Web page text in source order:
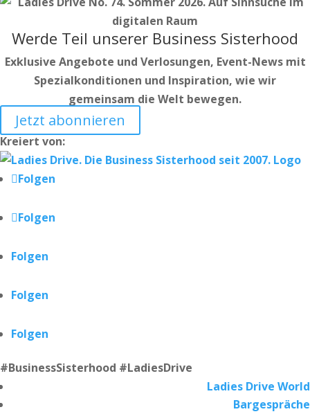
Werde Teil unserer Business Sisterhood
Exklusive Angebote und Verlosungen, Event-News mit
Spezialkonditionen und Inspiration, wie wir
gemeinsam die Welt bewegen.
Jetzt abonnieren
Kreiert von:
Folgen
Folgen
Folgen
Folgen
Folgen
#BusinessSisterhood #LadiesDrive
Ladies Drive World
Bargespräche